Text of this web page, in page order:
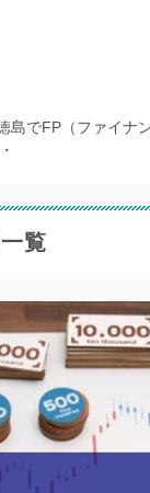
島でFP（ファイナ
覧